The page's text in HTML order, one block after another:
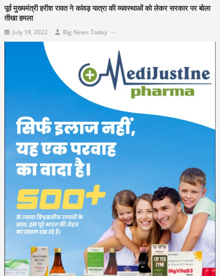
पूर्व मुख्यमंत्री हरीश रावत ने कांवड़ यात्रा की व्यवस्थाओं को लेकर सरकार पर बोला
तीखा हमला
July 19, 2022 Big News Today